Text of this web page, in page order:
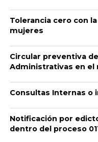
Tolerancia cero con
mujeres
Circular preventiva
Administrativas en el
Consultas Internas o
Notificación por
dentro del proceso